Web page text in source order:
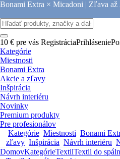
Bonami Extra × Micadoni | Zľava
10 € pre vás RegistráciaPrihlásenie
Kategórie
Miestnosti
Bonami Extra
Akcie a zľavy
Inšpirácia
Návrh interiéru
Novinky
Premium produkty
Pre profesionálov
Kategórie Miestnosti Bonami
zľavy Inšpirácia Návrh interiéru
DomovKategórieTextilTextil do